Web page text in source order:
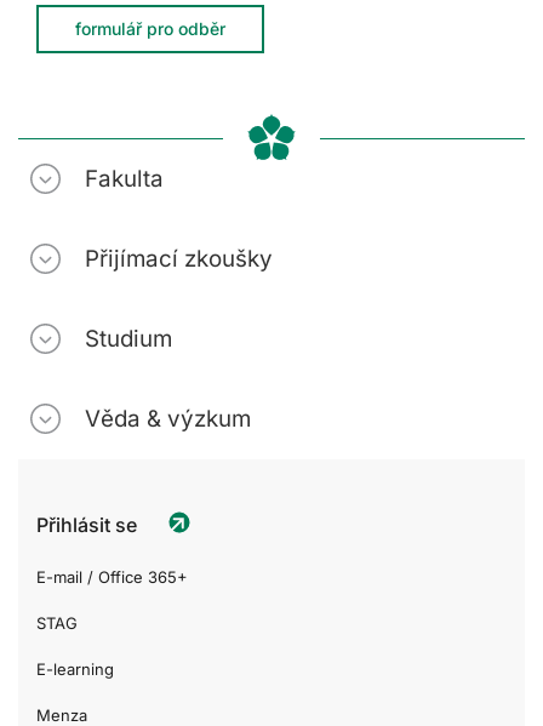
formulář pro odběr
Fakulta
Přijímací zkoušky
Studium
Věda & výzkum
Přihlásit se
E-mail / Office 365+
STAG
E-learning
Menza